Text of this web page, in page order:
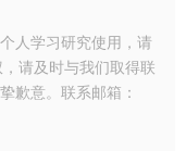
人学习研究使用，请
请及时与我们取得联
歉意。联系邮箱：